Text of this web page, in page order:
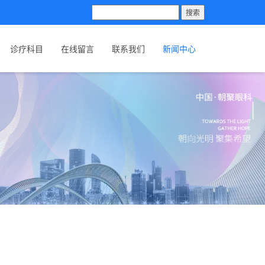
搜索
诊疗科目 在线留言 联系我们 新闻中心